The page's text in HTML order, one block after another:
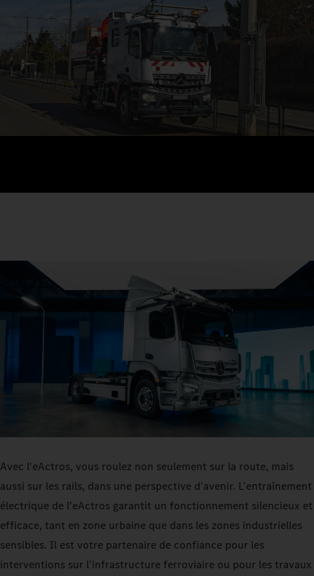
Avec l'eActros, vous roulez non seulement sur la route, mais
aussi sur les rails, dans une perspective d'avenir. L'entraînement
électrique de l'eActros garantit un fonctionnement silencieux et
efficace, tant en zone urbaine que dans les zones industrielles
sensibles. Il est votre partenaire de confiance pour les
interventions sur l'infrastructure ferroviaire ou pour les travaux